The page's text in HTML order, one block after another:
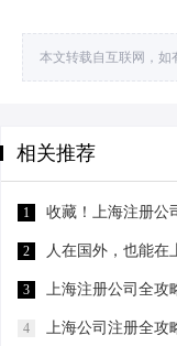
本文转载自互联网，如
相关推荐
1 收藏！上海注册公司详细资
2 人在国外，也能在上海注
3 上海注册公司全攻略：从材
4 上海公司注册全攻略：